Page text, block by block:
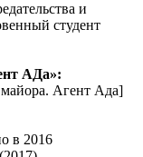
и
студент
АДа»:
Агент Ада]
в 2016